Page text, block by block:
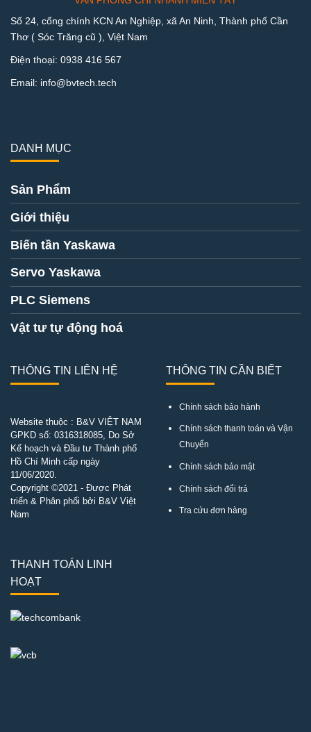
Số 24, cổng chính KCN An Nghiệp, xã An Ninh, Thành phố Cần
Thơ ( Sóc Trăng cũ ), Việt Nam
Điện thoại: 0938 416 567
Email: info@bvtech.tech
DANH MỤC
Sản Phẩm
Giới thiệu
Biến tần Yaskawa
Servo Yaskawa
PLC Siemens
Vật tư tự động hoá
THÔNG TIN LIÊN HỆ
Website thuộc : B&V VIỆT NAM
GPKD số: 0316318085 , Do Sở
Kế hoạch và Đầu tư Thành phố
Hồ Chí Minh cấp ngày
11/06/2020.
Copyright ©2021 - Được Phát
triển & Phân phối bởi B&V Việt
Nam
THÔNG TIN CẦN BIẾT
Chính sách bảo hành
Chính sách thanh toán và Vận
Chuyển
Chính sách bảo mật
Chính sách đổi trả
Tra cứu đơn hàng
THANH TOÁN LINH
HOẠT